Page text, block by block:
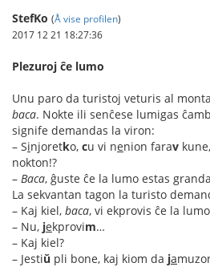
StefKo (Å vise profilen)
2017 12 21 18:27:36
Plezuroj ĉe lumo
Unu paro da turistoj veturis al
baca. Nokte ili senĉese lumigas
signife demandas la viron:
– Sinjoretko, cu vi nenion farav
nokton!?
– Baca, ĝuste ĉe la lumo estas
La sekvantan tagon la turisto
– Kaj kiel, baca, vi ekprovis ĉe la
– Nu, jekprovim…
– Kaj kiel?
– Jestiŭ pli bone, kaj kiom da ja